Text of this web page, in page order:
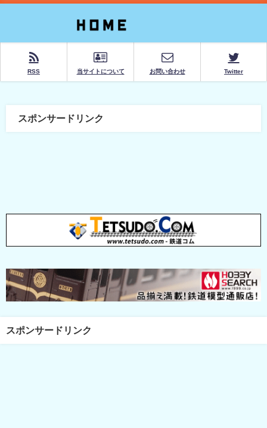
RSS 当サイトについて お問い合わせ Twitter
スポンサードリンク
スポンサードリンク